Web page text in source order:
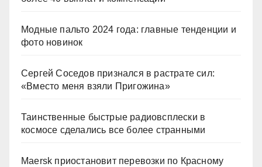
Модные пальто 2024 года: главные тенденции и
фото новинок
Сергей Соседов признался в растрате сил:
«Вместо меня взяли Пригожина»
Таинственные быстрые радиовсплески в
космосе сделались все более странными
Maersk приостановит перевозки по Красному